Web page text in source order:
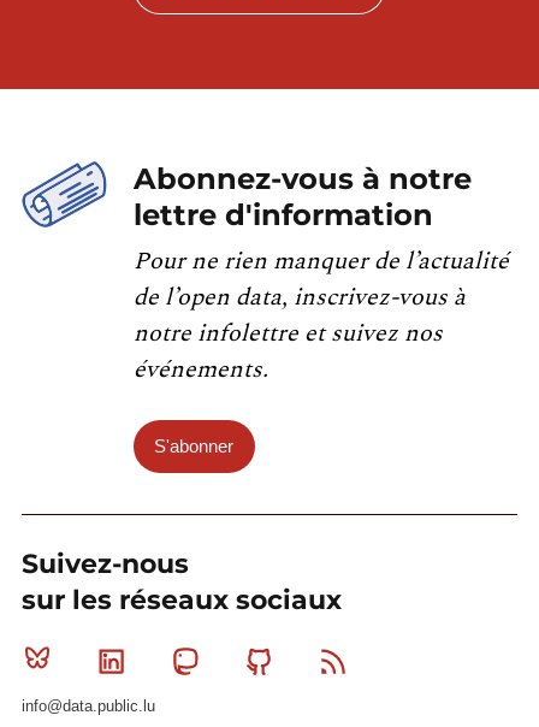
Abonnez-vous à notre
lettre d'information
Pour ne rien manquer de l’actualité
de l’open data, inscrivez-vous à
notre infolettre et suivez nos
événements.
S'abonner
Suivez-nous
sur les réseaux sociaux
Bluesky Linkedin MastodonGithub
info@data.public.lu